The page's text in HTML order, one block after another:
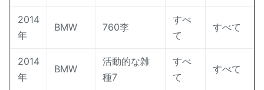
2014
年
BMW 760李
すべ
て
すべて
2014
年
BMW
活動的な雑
種7
すべ
て
すべて